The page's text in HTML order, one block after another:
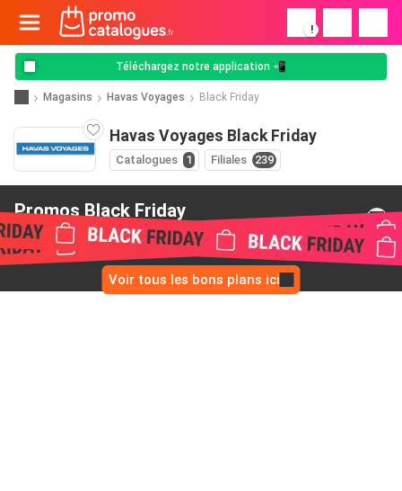
!
Téléchargez notre application 📲
Magasins Havas Voyages Black Friday
Havas Voyages Black Friday
Catalogues 1 Filiales 239
Promos Black Friday
de Havas Voyages
Voir tous les bons plans ici